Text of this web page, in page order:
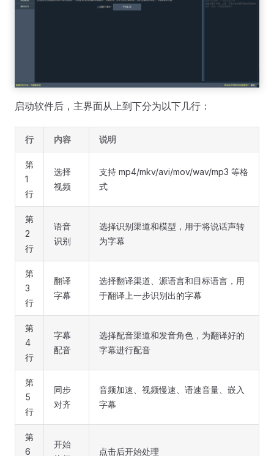
启动软件后，主界面从上到下分为以下几行：
行 内容 说明
第
1
行
选择
视频
支持 mp4/mkv/avi/mov/wav/mp3 等格
式
第
2
行
语音
识别
选择识别渠道和模型，用于将说话声转
为字幕
第
3
行
翻译
字幕
选择翻译渠道、源语言和目标语言，用
于翻译上一步识别出的字幕
第
4
行
字幕
配音
选择配音渠道和发音角色，为翻译好的
字幕进行配音
第
5
行
同步
对齐
音频加速、视频慢速、语速音量、嵌入
字幕
第
6
开始
点击后开始处理